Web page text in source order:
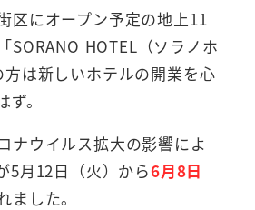
区にオープン予定の地上11
SORANO HOTEL（ソラノホ
は新しいホテルの開業を心
。
ナウイルス拡大の影響によ
5月12日（火）から6月8日
ました。